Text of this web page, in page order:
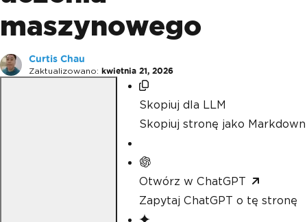
maszynowego
Curtis Chau
Zaktualizowano: kwietnia 21, 2026
Skopiuj dla LLM
Skopiuj stronę jako
Otwórz w ChatGPT
Zapytaj ChatGPT o tę stronę